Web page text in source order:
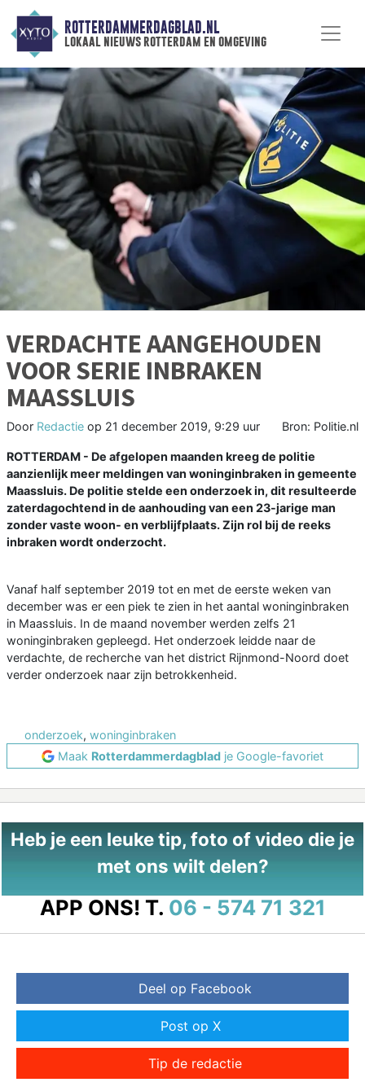
ROTTERDAMMERDAGBLAD.NL
lokaal nieuws rotterdam en omgeving
VERDACHTE AANGEHOUDEN
VOOR SERIE INBRAKEN
MAASSLUIS
Door Redactie op 21 december 2019, 9:29 uur Bron: Politie.nl
ROTTERDAM - De afgelopen maanden kreeg de politie
aanzienlijk meer meldingen van woninginbraken in gemeente
Maassluis. De politie stelde een onderzoek in, dit resulteerde
zaterdagochtend in de aanhouding van een 23-jarige man
zonder vaste woon- en verblijfplaats. Zijn rol bij de reeks
inbraken wordt onderzocht.
Vanaf half september 2019 tot en met de eerste weken van
december was er een piek te zien in het aantal woninginbraken
in Maassluis. In de maand november werden zelfs 21
woninginbraken gepleegd. Het onderzoek leidde naar de
verdachte, de recherche van het district Rijnmond-Noord doet
verder onderzoek naar zijn betrokkenheid.
onderzoek, woninginbraken
Maak Rotterdammerdagblad je Google-favoriet
Heb je een leuke tip, foto of video die je
met ons wilt delen?
APP ONS! T. 06 - 574 71 321
Deel op Facebook
Post op X
Tip de redactie